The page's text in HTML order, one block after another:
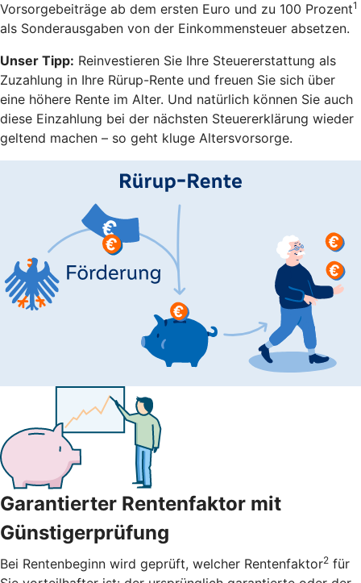
Vorsorgebeiträge ab dem ersten Euro und zu 100 Prozent1
als Sonderausgaben von der Einkommensteuer absetzen.
Unser Tipp: Reinvestieren Sie Ihre Steuererstattung als
Zuzahlung in Ihre Rürup-Rente und freuen Sie sich über
eine höhere Rente im Alter. Und natürlich können Sie auch
diese Einzahlung bei der nächsten Steuererklärung wieder
geltend machen – so geht kluge Altersvorsorge.
Garantierter Rentenfaktor mit
Günstigerprüfung
Bei Rentenbeginn wird geprüft, welcher Rentenfaktor2 für